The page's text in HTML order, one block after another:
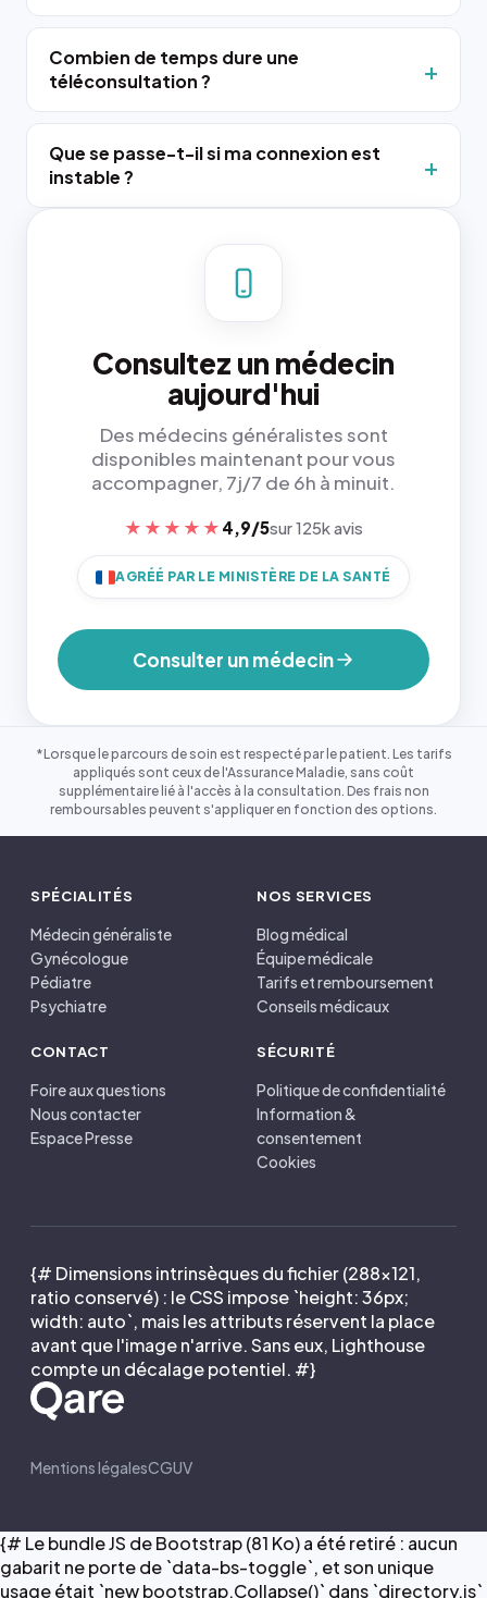
Combien de temps dure une
téléconsultation ?
Que se passe-t-il si ma connexion est
instable ?
Consultez un médecin
aujourd'hui
Des médecins généralistes sont
disponibles maintenant pour vous
accompagner, 7j/7 de 6h à minuit.
★★★★★ 4,9/5sur 125k avis
AGRÉÉ PAR LE MINISTÈRE DE LA SANTÉ
Consulter un médecin
*Lorsque le parcours de soin est respecté par le patient. Les tarifs
appliqués sont ceux de l'Assurance Maladie, sans coût
supplémentaire lié à l'accès à la consultation. Des frais non
remboursables peuvent s'appliquer en fonction des options.
SPÉCIALITÉS
Médecin généraliste
Gynécologue
Pédiatre
Psychiatre
NOS SERVICES
Blog médical
Équipe médicale
Tarifs et remboursement
Conseils médicaux
CONTACT
Foire aux questions
Nous contacter
Espace Presse
SÉCURITÉ
Politique de confidentialité
Information &
consentement
Cookies
{# Dimensions intrinsèques du fichier (288×121,
ratio conservé) : le CSS impose `height: 36px;
width: auto`, mais les attributs réservent la place
avant que l'image n'arrive. Sans eux, Lighthouse
compte un décalage potentiel. #}
Mentions légalesCGUV
{# Le bundle JS de Bootstrap (81 Ko) a été retiré : aucun
gabarit ne porte de `data-bs-toggle`, et son unique
usage était `new bootstrap.Collapse()` dans `directory.js`